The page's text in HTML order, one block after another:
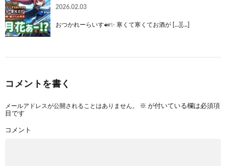
2026.02.03
おつかれーらいす🍛✨ 寒くて寒くてお酒が […][…]
コメントを書く
メールアドレスが公開されることはありません。 ※ が付いている欄は必須項
目です
コメント